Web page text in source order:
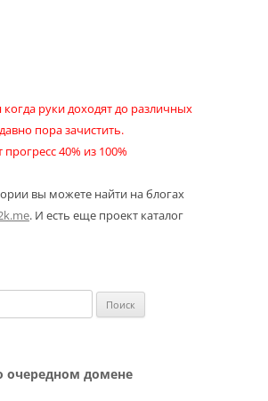
когда руки доходят до различных
пора зачистить.
40% из 100%
вы можете найти на блогах
. И есть еще проект каталог
домене